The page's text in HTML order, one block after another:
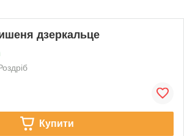
дзеркальце
Купити